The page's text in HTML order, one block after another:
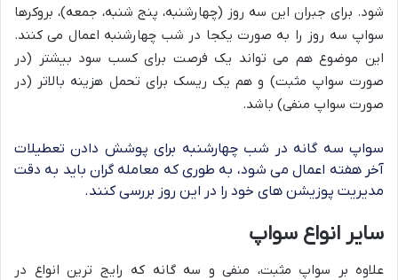
شود. برای جبران این سه روز (چهارشنبه، پنج شنبه، جمعه)، بروکرها
سواپ سه روز را به صورت یکجا در شب چهارشنبه اعمال می کنند.
این موضوع هم می تواند یک فرصت برای کسب سود بیشتر (در
صورت سواپ مثبت) و هم یک ریسک برای تحمل هزینه بالاتر (در
صورت سواپ منفی) باشد.
سواپ سه گانه در شب چهارشنبه برای پوشش دادن تعطیلات
آخر هفته اعمال می شود، به طوری که معامله گران باید به دقت
مدیریت پوزیشن های خود را در این روز بررسی کنند.
سایر انواع سواپ
علاوه بر سواپ مثبت، منفی و سه گانه که رایج ترین انواع در